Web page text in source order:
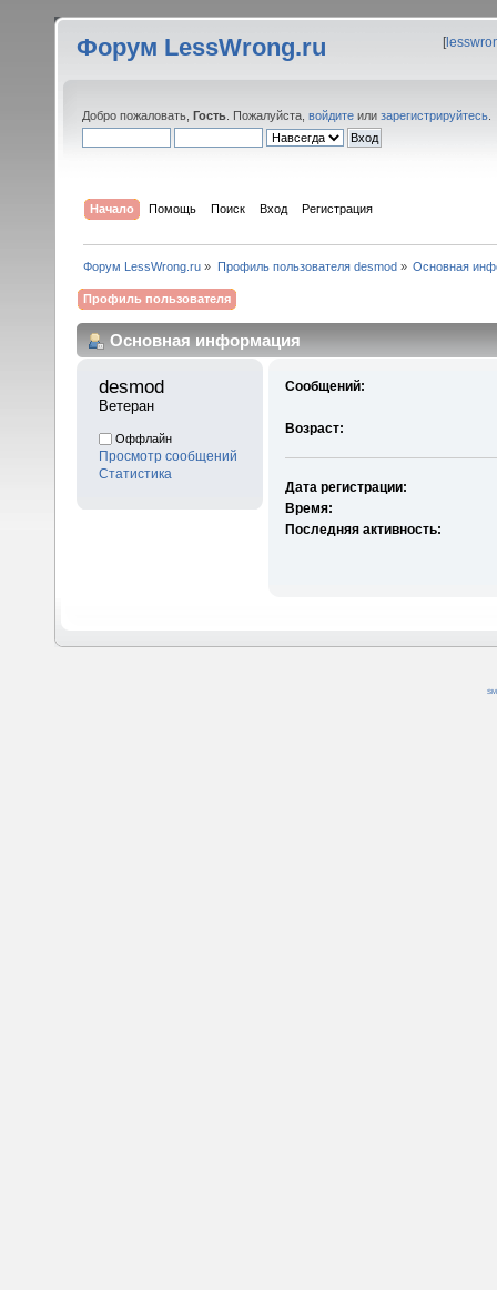
Форум LessWrong.ru [
Добро пожаловать, Гость . Пожалуйста, войдите или зарегистрируйтесь
Начало Помощь Поиск Вход Регистрация
Форум LessWrong.ru » Профиль пользователя desmod» Основная
Профиль пользователя
Основная информация
desmod
Ветеран
Оффлайн
Просмотр сообщений
Статистика
Сообщений:
Возраст:
Дата регистрации:
Время:
Последняя активность: